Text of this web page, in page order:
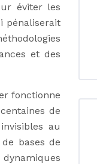
éviter les
pénaliserait
et des
fonctionne
de
au
bases de
dynamiques